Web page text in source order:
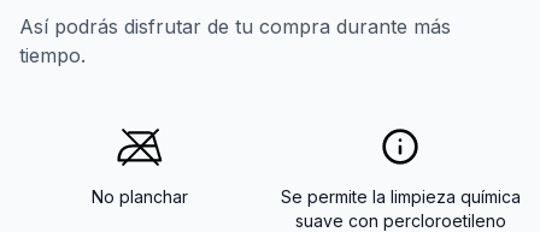
Así podrás disfrutar de tu compra durante más
tiempo.
No planchar
Se permite la limpieza química
suave con percloroetileno